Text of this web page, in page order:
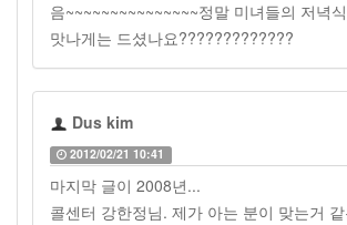
음~~~~~~~~~~~~~~~정말 미녀들의 저녁
맛나게는 드셨나요?????????????
Dus kim
2012/02/21 10:41
마지막 글이 2008년...
콜센터 강한정님. 제가 아는 분이 맞는거